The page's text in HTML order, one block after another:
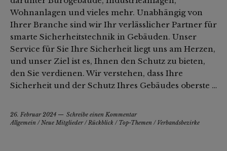
Wohnanlagen und vieles mehr. Unabhängig von
Ihrer Branche sind wir Ihr verlässlicher Partner für
smarte Sicherheitstechnik in Gebäuden. Unser
Service für Sie Ihre Sicherheit liegt uns am Herzen,
und unser Ziel ist es, Ihnen den Schutz zu bieten,
den Sie verdienen. Wir verstehen, dass Ihre
Sicherheit und der Schutz Ihres Gebäudes oberste …
26. Februar 2024
Schreibe einen Kommentar
Allgemein / Neue Mitglieder/ Rückblick / Top-Themen / Verbandsbezirke